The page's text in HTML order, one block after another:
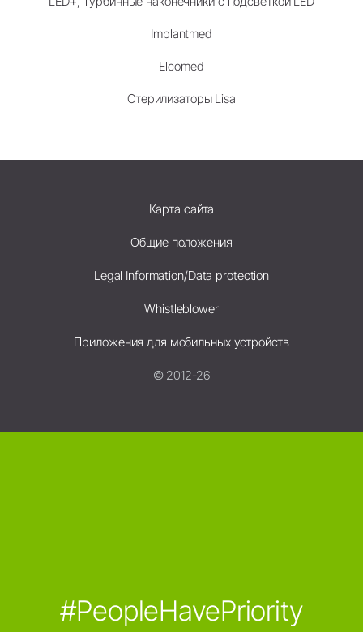
Implantmed
Elcomed
Стерилизаторы Lisa
Карта сайта
Общие положения
Legal Information/Data protection
Whistleblower
Приложения для мобильных устройств
© 2012-26
#PeopleHavePriority